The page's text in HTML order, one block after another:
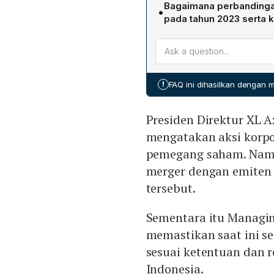
membentuk entitas baru
tetap berkeinginan
Axiata berpotensi
Smartfren dapat
(FWA). Sinergi tersebut
ekosistem digital, dan
serta industri
•Bagaimana
pada tahun 2023 serta
Pada 2023, XL Axiata
Rp32,34 triliun, naik
168,34% menjadi
pendapatan naik 4,04%
tantangan yang dihadapi.
! FAQ ini dihasilkan dengan
Presiden Direktur XL
mengatakan aksi
pemegang saham.
merger dengan
tersebut.
Sementara itu
memastikan saat ini
sesuai ketentuan dan
Indonesia.